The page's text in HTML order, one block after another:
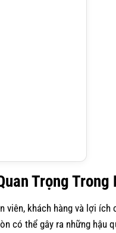
Trọng Trong
khách hàng và lợi
có thể gây ra những hậu